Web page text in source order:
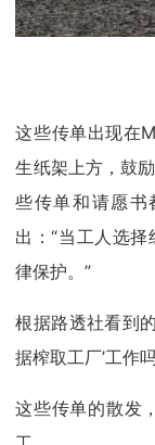
这些传单出现在
生纸架上方，鼓
些传单和请愿书
出：“当工人选
律保护。”
根据路透社看到
据榨取工厂’工作
这些传单的散发